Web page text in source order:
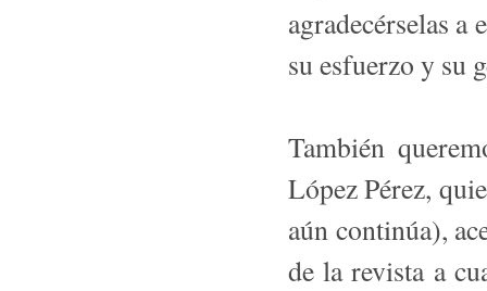
agradecérselas a
su esfuerzo y su
También
López Pérez,
aún continúa),
de la revista a